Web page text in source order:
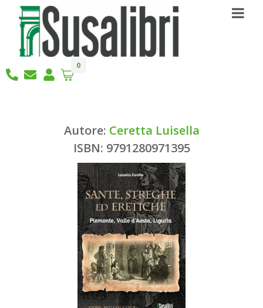
0
Autore: Ceretta Luisella
ISBN: 9791280971395